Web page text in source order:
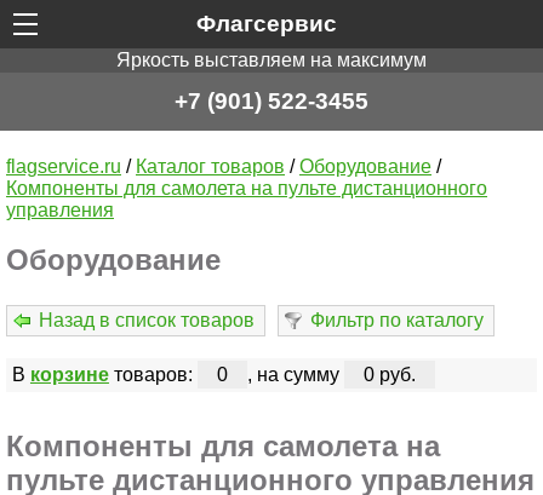
Флагсервис
Яркость выставляем на максимум
+7 (901) 522-3455
flagservice.ru / Каталог товаров /Оборудование /
Компоненты для самолета на пульте дистанционного
управления
Оборудование
Назад в список товаров Фильтр по каталогу
В корзинетоваров: 0 , на сумму 0 руб.
Компоненты для самолета на
пульте дистанционного управления